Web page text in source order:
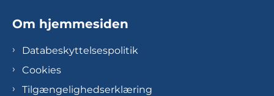
Om hjemmesiden
Databeskyttelsespolitik
Cookies
Tilgængelighedserklæring